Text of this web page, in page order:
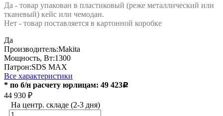
Да - товар упакован в пластиковый (реже металлический или
тканевый) кейс или чемодан.
Нет - товар поставляется в картонной коробке
Да
Производитель:Makita
Мощность, Вт:1300
Патрон:SDS MAX
Все характеристики
* по б/н расчету юрлицам: 49 423Р
44 930 ₽
На центр. складе (2-3 дня)